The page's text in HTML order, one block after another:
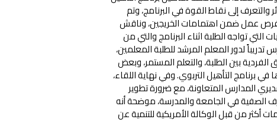
إلى نقاط القوة في البرنامج، وتم
فرص عمل ضمن اهتمامات الخريجين، وناقش
التي تواجه الطلبة اثناء البرنامج والتي من
لدور المعلم المرشد للطلبة المعلمين،
بين الطلبة، والتعلم المستمر، وبعض
برنامج التأهيل التربوي. وفي نهاية اللقاء،
المدارس المتعاونة، مع ضرورة تطوير
الصفية في الجامعة والمدرسة، موضحة أنه
من قبل الوكالة الأمريكية للتنمية عن